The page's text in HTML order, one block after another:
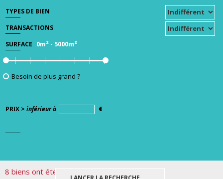
TYPES DE BIEN
TRANSACTIONS
SURFACE 0m² - 5000m²
Besoin de plus grand ?
PRIX > inférieur à €
8 biens ont été trouvés pour votre recherche.